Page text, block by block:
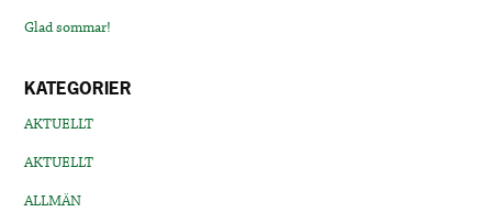
Glad sommar!
KATEGORIER
AKTUELLT
AKTUELLT
ALLMÄN